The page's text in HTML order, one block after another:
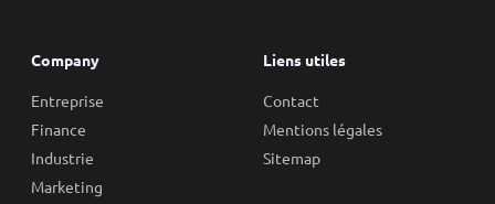
Company
Entreprise
Finance
Industrie
Marketing
Liens utiles
Contact
Mentions légales
Sitemap